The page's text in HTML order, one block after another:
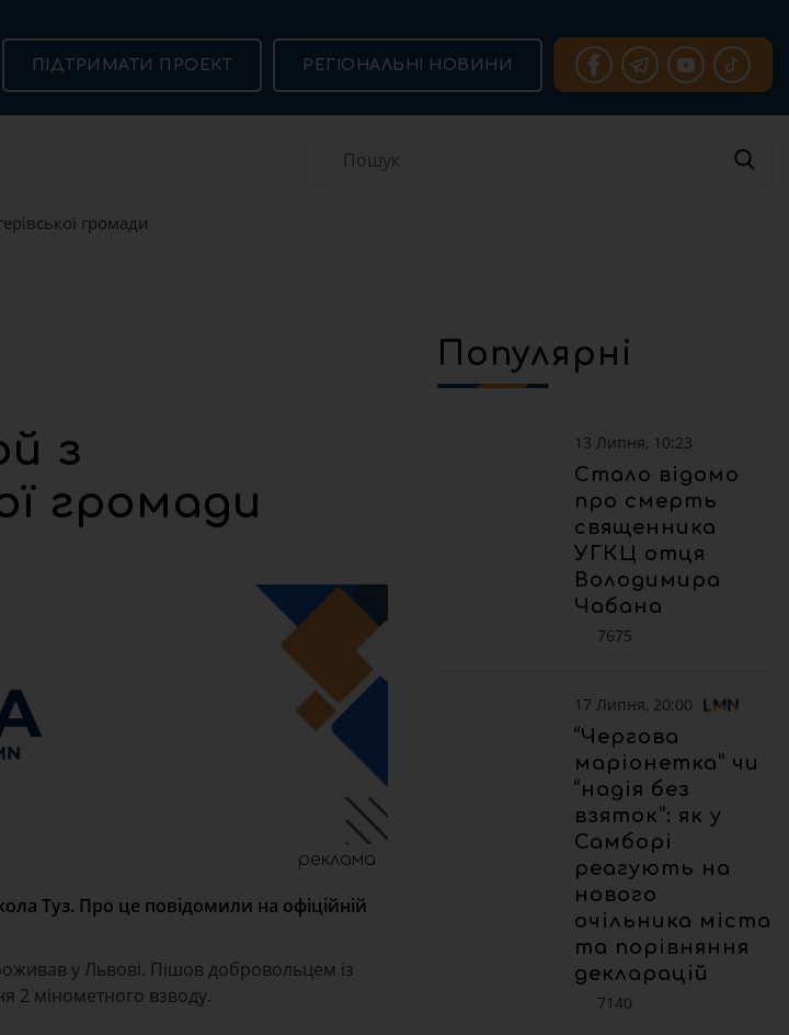
ПІДТРИМАТИ ПРОЕКТ РЕГІОНАЛЬНІ НОВИНИ
громади
з
громади
реклама
Туз. Про це повідомили на офіційній
у Львові. Пішов добровольцем із
2 мінометного взводу.
Популярні
13 Липня, 10:23
Стало відомо
про смерть
священника
УГКЦ отця
Володимира
Чабана
7675
17 Липня, 20:00
“Чергова
маріонетка” чи
“надія без
взяток”: як у
Самборі
реагують на
нового
очільника міста
та порівняння
декларацій
7140